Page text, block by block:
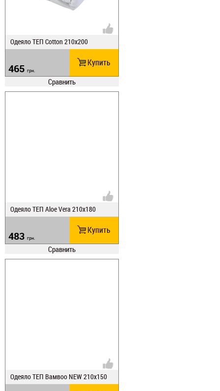
Одеяло ТЕП Cotton 210х200
465 грн.
Купить
Сравнить
Одеяло ТЕП Aloe Vera 210х180
483 грн.
Купить
Сравнить
Одеяло ТЕП Вамвоо NEW 210х150